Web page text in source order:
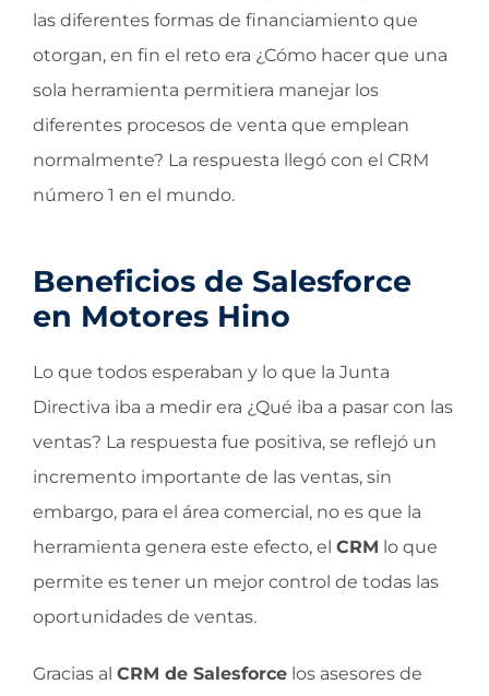
las diferentes formas de financiamiento que
otorgan, en fin el reto era ¿Cómo hacer que una
sola herramienta permitiera manejar los
diferentes procesos de venta que emplean
normalmente? La respuesta llegó con el CRM
número 1 en el mundo.
Beneficios de Salesforce
en Motores Hino
Lo que todos esperaban y lo que la Junta
Directiva iba a medir era ¿Qué iba a pasar con las
ventas? La respuesta fue positiva, se reflejó un
incremento importante de las ventas, sin
embargo, para el área comercial, no es que la
herramienta genera este efecto, el CRM lo que
permite es tener un mejor control de todas las
oportunidades de ventas.
Gracias al CRM de Salesforce los asesores de